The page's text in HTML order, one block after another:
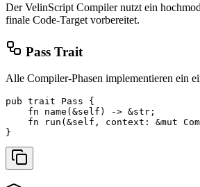
Der VelinScript Compiler nutzt ein
finale Code-Target vorbereitet.
Pass Trait
Alle Compiler-Phasen implementieren ein
pub trait Pass {
    fn name(&self) -> &str;
fn run(&self, context: &mut
}